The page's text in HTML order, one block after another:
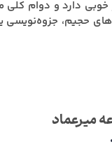
حجیم، جزوه‌نویسی
میرعماد